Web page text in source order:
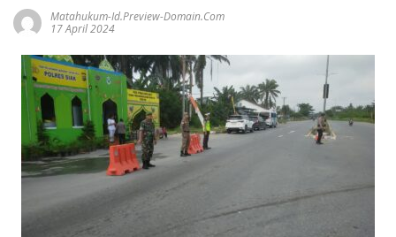
Matahukum-Id.preview-Domain.com
17 April 2024